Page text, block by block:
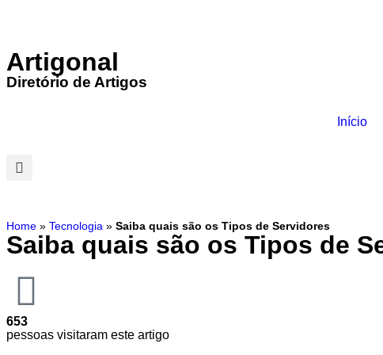
Artigonal
Diretório de Artigos
Início
Home » Tecnologia » Saiba quais são os Tipos de Servidores
Saiba quais são os Tipos de
653
pessoas visitaram este artigo